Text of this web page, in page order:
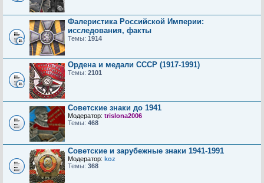
Фалеристика Российской Империи:
исследования, факты
Темы: 1914
Ордена и медали СССР (1917-1991)
Темы: 2101
Советские знаки до 1941
Модератор: trislona2006
Темы: 468
Советские и зарубежные знаки 1941-1991
Модератор: koz
Темы: 368